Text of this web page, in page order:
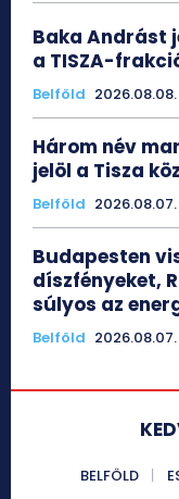
Baka Andrást
a TISZA-
Belföld 2026.08.08.
Három név
jelöl a Tisza
Belföld 2026.08.07.
Budapesten
díszfényeket,
súlyos az
Belföld 2026.08.07.
BELFÖLD